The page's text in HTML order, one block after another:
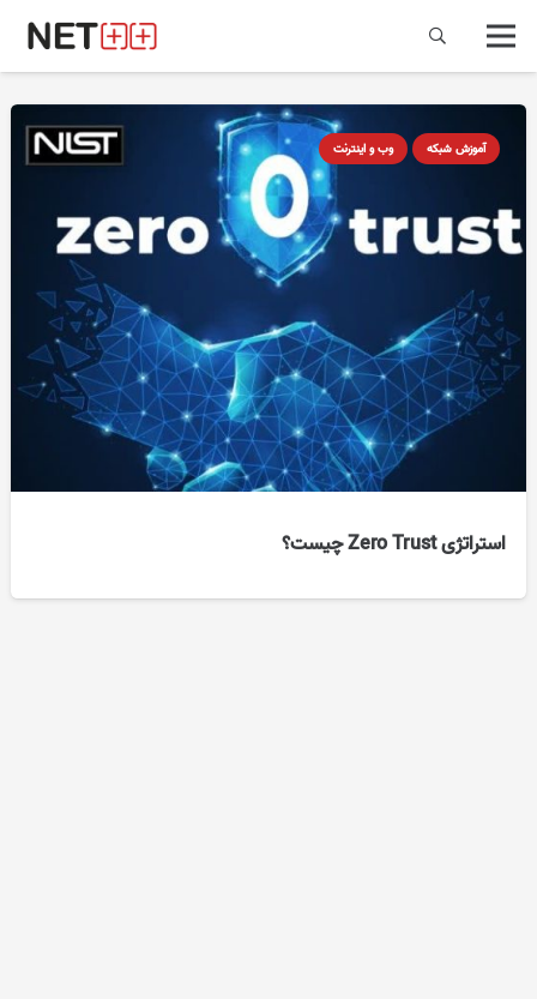
آموزش شبکه وب و اینترنت
استراتژی Zero Trust چیست؟